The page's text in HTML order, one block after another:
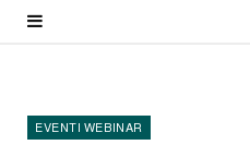
EVENTI WEBINAR